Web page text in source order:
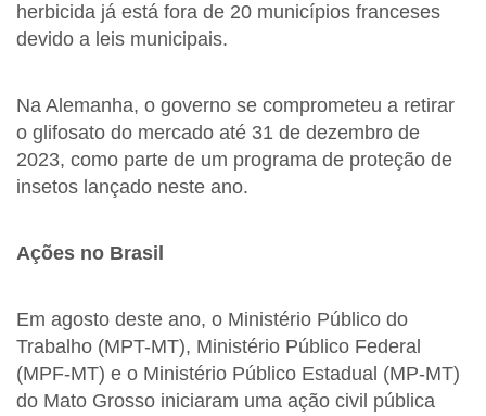
herbicida já está fora de 20 municípios franceses
devido a leis municipais.
Na Alemanha, o governo se comprometeu a retirar
o glifosato do mercado até 31 de dezembro de
2023, como parte de um programa de proteção de
insetos lançado neste ano.
Ações no Brasil
Em agosto deste ano, o Ministério Público do
Trabalho (MPT-MT), Ministério Público Federal
(MPF-MT) e o Ministério Público Estadual (MP-MT)
do Mato Grosso iniciaram uma ação civil pública